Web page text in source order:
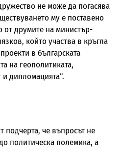
не може да погасява
му е поставено
от друмите на министър-
който участва в кръгла
в българската
на геополитиката,
и дипломацията“.
подчерта, че въпросът не
политическа полемика, а